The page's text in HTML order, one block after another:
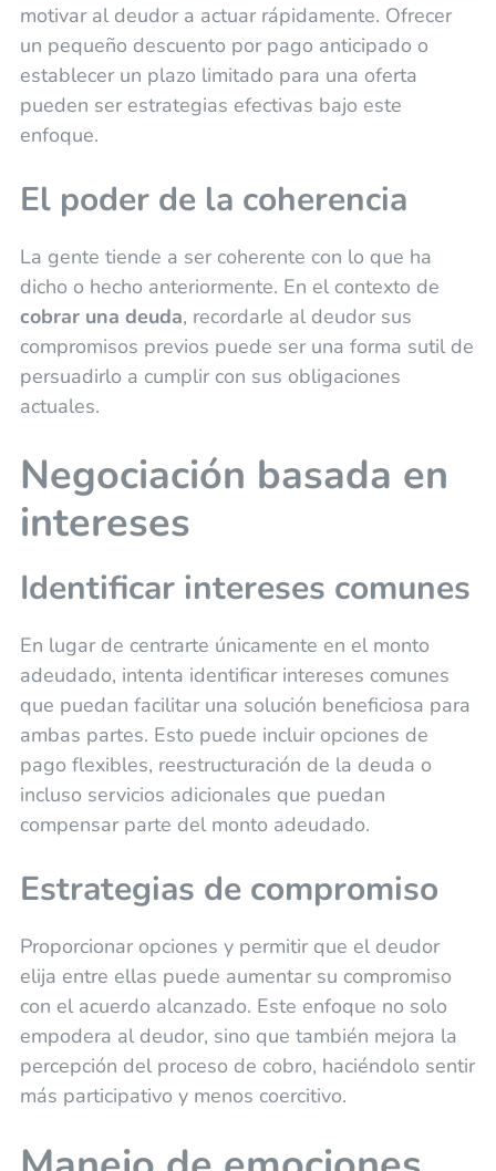
motivar al deudor a actuar rápidamente. Ofrecer
un pequeño descuento por pago anticipado o
establecer un plazo limitado para una oferta
pueden ser estrategias efectivas bajo este
enfoque.
El poder de la coherencia
La gente tiende a ser coherente con lo que ha
dicho o hecho anteriormente. En el contexto de
cobrar una deuda, recordarle al deudor sus
compromisos previos puede ser una forma sutil de
persuadirlo a cumplir con sus obligaciones
actuales.
Negociación basada en
intereses
Identificar intereses comunes
En lugar de centrarte únicamente en el monto
adeudado, intenta identificar intereses comunes
que puedan facilitar una solución beneficiosa para
ambas partes. Esto puede incluir opciones de
pago flexibles, reestructuración de la deuda o
incluso servicios adicionales que puedan
compensar parte del monto adeudado.
Estrategias de compromiso
Proporcionar opciones y permitir que el deudor
elija entre ellas puede aumentar su compromiso
con el acuerdo alcanzado. Este enfoque no solo
empodera al deudor, sino que también mejora la
percepción del proceso de cobro, haciéndolo sentir
más participativo y menos coercitivo.